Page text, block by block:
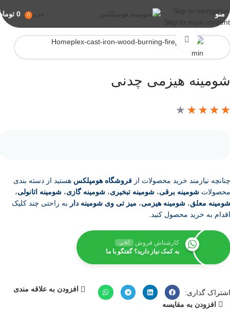
Skip to navigation
Skip to main content
منو عربي0
0
برای بزرگنمایی کلیک کنید
هیزمی چدنی
★
★
★
★
نیازمند خرید محصولات از فروشگاه هومپلکس هستید از دسته بندی
شومینه برقی، شومینه تبخیری، شومینه گازی، شومینه اتانولی،
معلق، شومینه هیزمی، میز تی وی شومینه دار به راحتی چند کلیک
به خرید محصول کنید.
کارشناش فروش آنلاین
به کمک نیاز دارید؟ گفتگو با ما
گذاری:
افزودن به علاقه مندی
افزودن به مقایسه